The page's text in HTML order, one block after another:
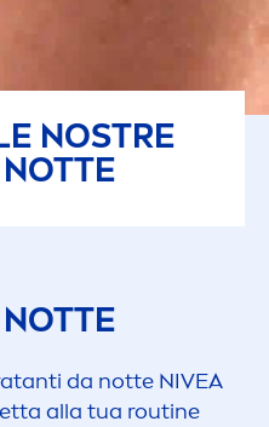
NOSTRE
da notte NIVEA
alla tua routine